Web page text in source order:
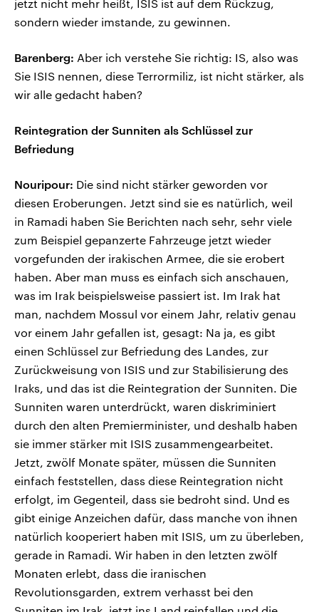
jetzt nicht mehr heißt, ISIS ist auf dem Rückzug,
sondern wieder imstande, zu gewinnen.
Barenberg: Aber ich verstehe Sie richtig: IS, also was
Sie ISIS nennen, diese Terrormiliz, ist nicht stärker, als
wir alle gedacht haben?
Reintegration der Sunniten als Schlüssel zur
Befriedung
Nouripour: Die sind nicht stärker geworden vor
diesen Eroberungen. Jetzt sind sie es natürlich, weil
in Ramadi haben Sie Berichten nach sehr, sehr viele
zum Beispiel gepanzerte Fahrzeuge jetzt wieder
vorgefunden der irakischen Armee, die sie erobert
haben. Aber man muss es einfach sich anschauen,
was im Irak beispielsweise passiert ist. Im Irak hat
man, nachdem Mossul vor einem Jahr, relativ genau
vor einem Jahr gefallen ist, gesagt: Na ja, es gibt
einen Schlüssel zur Befriedung des Landes, zur
Zurückweisung von ISIS und zur Stabilisierung des
Iraks, und das ist die Reintegration der Sunniten. Die
Sunniten waren unterdrückt, waren diskriminiert
durch den alten Premierminister, und deshalb haben
sie immer stärker mit ISIS zusammengearbeitet.
Jetzt, zwölf Monate später, müssen die Sunniten
einfach feststellen, dass diese Reintegration nicht
erfolgt, im Gegenteil, dass sie bedroht sind. Und es
gibt einige Anzeichen dafür, dass manche von ihnen
natürlich kooperiert haben mit ISIS, um zu überleben,
gerade in Ramadi. Wir haben in den letzten zwölf
Monaten erlebt, dass die iranischen
Revolutionsgarden, extrem verhasst bei den